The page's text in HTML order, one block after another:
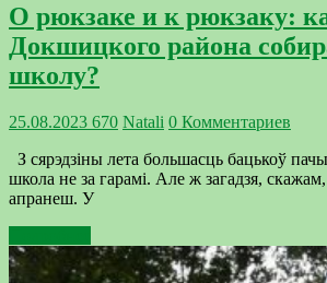
О рюкзаке и к рюкзаку:
Докшицкого района
школу?
25.08.2023 670 Natali 0 Комментариев
З сярэдзіны лета большасць бацькоў
школа не за гарамі. Але ж загадзя,
апранеш. У